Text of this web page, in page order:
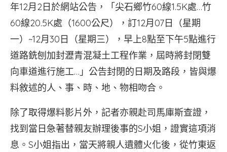
年12月2日於網站公告，「尖石鄉竹60線1.5K處…竹
60線20.5K處（1600公尺），訂12月07日（星期
一）~12月30日（星期三），早上8點至下午5點進行
道路銑刨加封瀝青混凝土工程作業，屆時將封閉雙
向車道進行施工…」公告封閉的日期及路段，皆與爆
料敘述的人、事、時、地、物相吻合。
除了取得爆料影片外，記者亦親赴司馬庫斯查證，
找到當日急著替親友辦理後事的S小姐，證實這項消
息。S小姐指出，當天將親人遺體火化後，從竹東返